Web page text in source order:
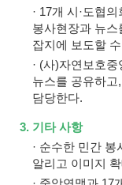
· 17개 시·도협
봉사현장과 뉴
잡지에 보도할
· (사)자연보호
뉴스를 공유하
담당한다.
3. 기타 사항
· 순수한 민간
알리고 이미지